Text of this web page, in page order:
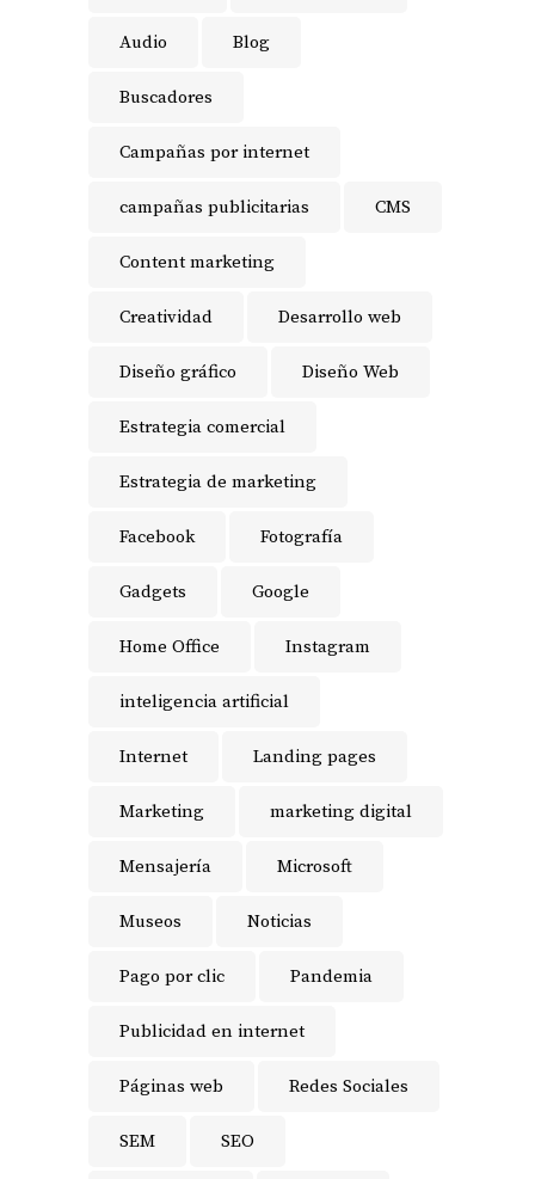
Audio Blog
Buscadores
Campañas por internet
campañas publicitarias CMS
Content marketing
Creatividad Desarrollo web
Diseño gráfico Diseño Web
Estrategia comercial
Estrategia de marketing
Facebook Fotografía
Gadgets Google
Home Office Instagram
inteligencia artificial
Internet Landing pages
Marketing marketing digital
Mensajería Microsoft
Museos Noticias
Pago por clic Pandemia
Publicidad en internet
Páginas web Redes Sociales
SEM SEO